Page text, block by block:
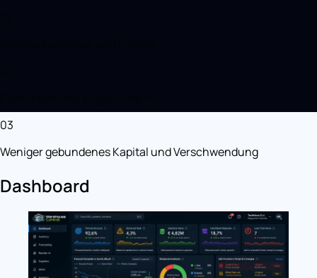
03
Weniger gebundenes Kapital und Verschwendung
Dashboard